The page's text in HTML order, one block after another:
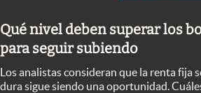
Columnistas
Otras secciones
Apertura
Qué nivel deben superar los
para seguir subiendo
Los analistas consideran que la renta fija
dura sigue siendo una oportunidad.